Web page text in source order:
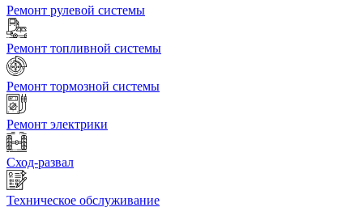
Ремонт рулевой системы
Ремонт топливной системы
Ремонт тормозной системы
Ремонт электрики
Сход-развал
Техническое обслуживание